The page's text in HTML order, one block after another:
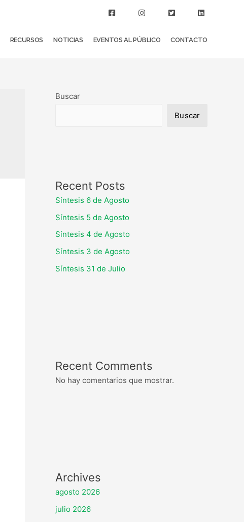
RECURSOS NOTICIAS EVENTOS AL PÚBLICO CONTACTO
Buscar
Buscar
Recent Posts
Síntesis 6 de Agosto
Síntesis 5 de Agosto
Síntesis 4 de Agosto
Síntesis 3 de Agosto
Síntesis 31 de Julio
Recent Comments
No hay comentarios que mostrar.
Archives
agosto 2026
julio 2026